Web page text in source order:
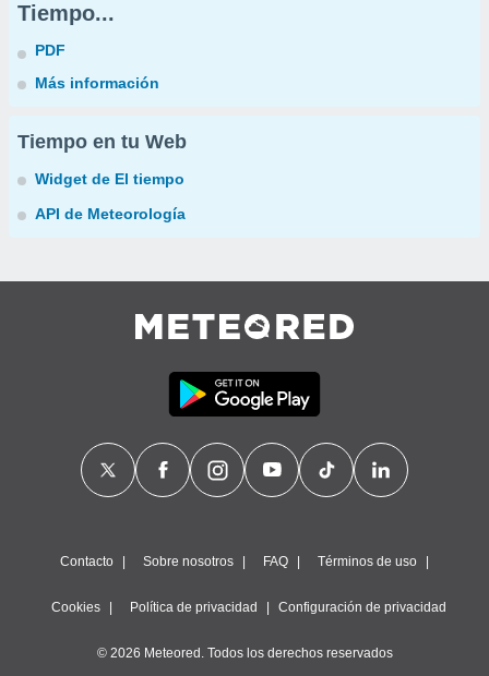
Tiempo...
PDF
Más información
Tiempo en tu Web
Widget de El tiempo
API de Meteorología
Contacto Sobre nosotros FAQ Términos de uso
Cookies Política de privacidad Configuración de privacidad
© 2026 Meteored. Todos los derechos reservados